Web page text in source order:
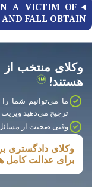
A VICTIM OF
FALL OBTAIN?
وکلای منتخب
هستند!
ما می‌توانیم شما
ترجیح می‌دهید
وقتی صحبت از
وکلای دادگستری
برای عدالت کامل